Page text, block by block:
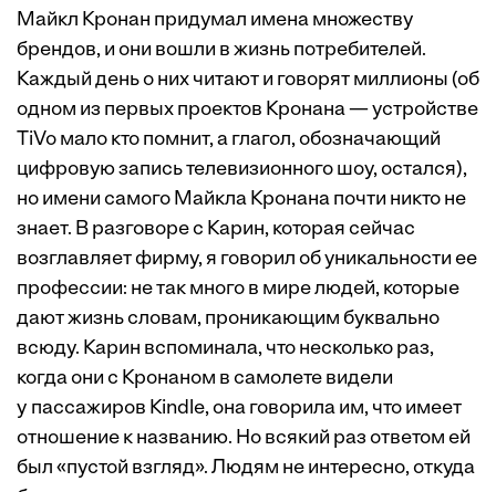
Майкл Кронан придумал имена множеству
брендов, и они вошли в жизнь потребителей.
Каждый день о них читают и говорят миллионы (об
одном из первых проектов Кронана — устройстве
TiVo мало кто помнит, а глагол, обозначающий
цифровую запись телевизионного шоу, остался),
но имени самого Майкла Кронана почти никто не
знает. В разговоре с Карин, которая сейчас
возглавляет фирму, я говорил об уникальности ее
профессии: не так много в мире людей, которые
дают жизнь словам, проникающим буквально
всюду. Карин вспоминала, что несколько раз,
когда они с Кронаном в самолете видели
у пассажиров Kindle, она говорила им, что имеет
отношение к названию. Но всякий раз ответом ей
был «пустой взгляд». Людям не интересно, откуда